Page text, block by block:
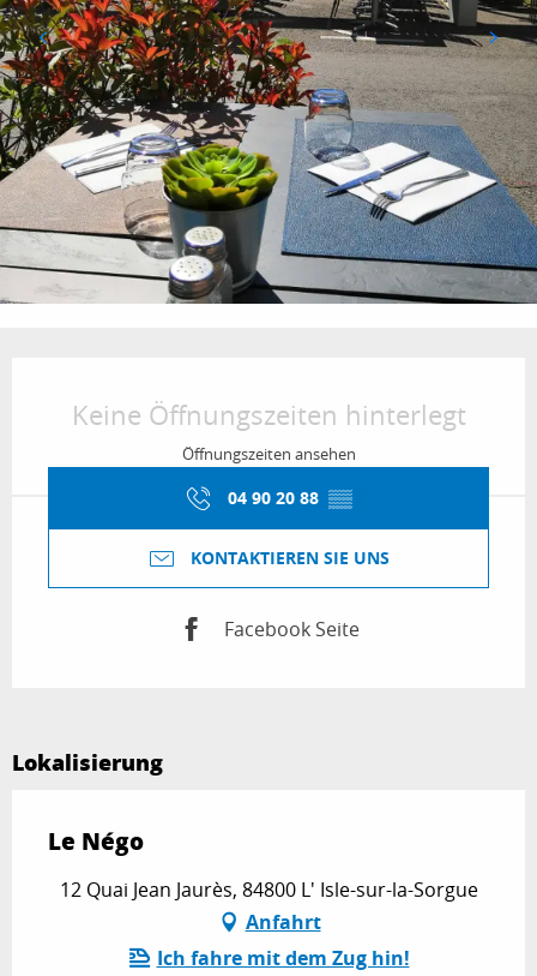
Keine Öffnungszeiten hinterlegt
Öffnungszeiten ansehen
04 90 20 88 ▒▒
KONTAKTIEREN SIE UNS
Facebook Seite
Lokalisierung
Le Négo
12 Quai Jean Jaurès, 84800 L' Isle-sur-la-Sorgue
Anfahrt
Ich fahre mit dem Zug hin!